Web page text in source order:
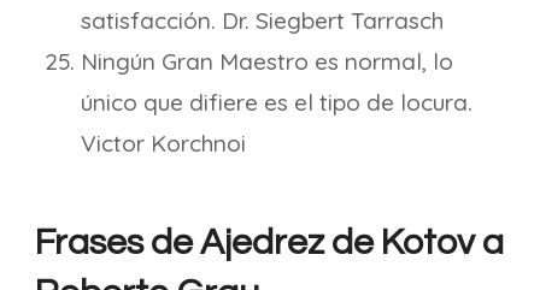
satisfacción. Dr. Siegbert Tarrasch
Ningún Gran Maestro es normal, lo
único que difiere es el tipo de locura.
Victor Korchnoi
Frases de Ajedrez de Kotov a